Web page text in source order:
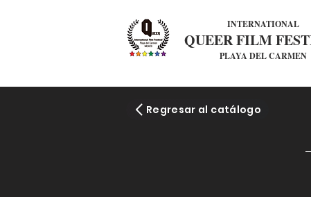
INTERNATIONAL
QUEER FILM
PLAYA DEL CARMEN
Regresar al catálogo